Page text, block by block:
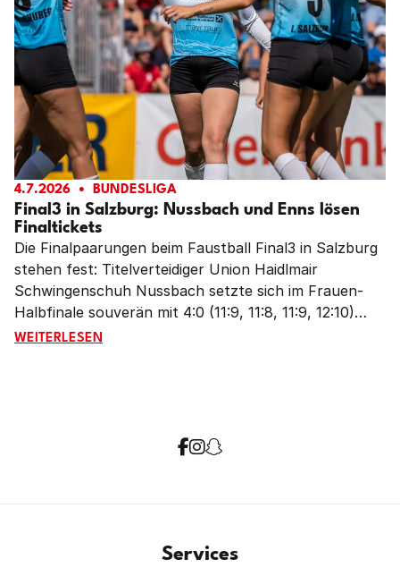
Final3 in Salzburg: Nussbach und Enns lösen
Finaltickets
4.7.2026 BUNDESLIGA
Die Finalpaarungen beim Faustball Final3 in Salzburg
stehen fest: Titelverteidiger Union Haidlmair
Schwingenschuh Nussbach setzte sich im Frauen-
Halbfinale souverän mit 4:0 (11:9, 11:8, 11:9, 12:10)
gegen den FBC LINZ AG Urfahr durch und trifft im
gegen Titelverteidiger FBC LINZ AG Urfahr das
WEITERLESENFINAL3 IN SALZBURG: NUSSBACH UND ENNS LÖSEN
Services